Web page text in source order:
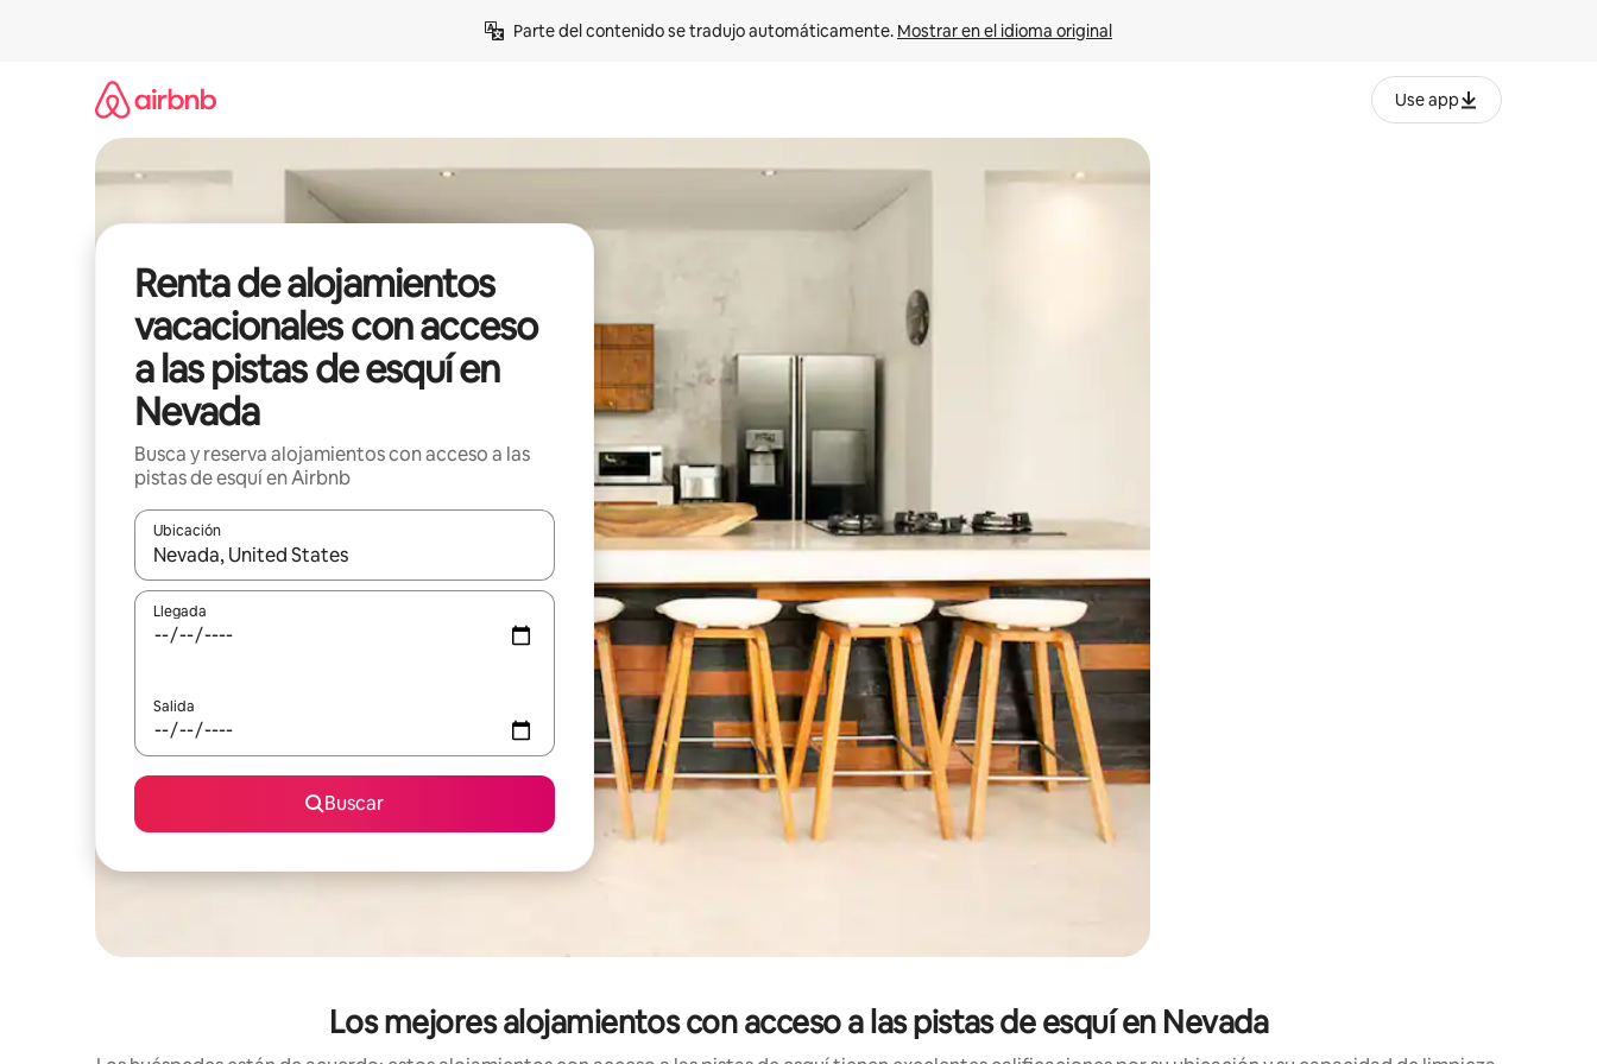
Parte del contenido se tradujo automáticamente. Mostrar en el idioma original
Use app
Renta de alojamientos
vacacionales con acceso
a las pistas de esquí en
Nevada
Busca y reserva alojamientos con acceso a las
pistas de esquí en Airbnb
Ubicación
Cuando los resultados estén disponibles, podrás navegar usando las teclas de las flechas hacia arriba y hacia abajo, o bien tocando y deslizando la pantalla.
Llegada
Salida
Buscar
Los mejores alojamientos con acceso a las pistas de esquí en Nevada